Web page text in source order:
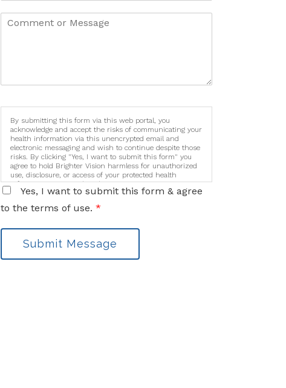
By submitting this form via this web portal, you
acknowledge and accept the risks of communicating your
health information via this unencrypted email and
electronic messaging and wish to continue despite those
risks. By clicking "Yes, I want to submit this form" you
agree to hold Brighter Vision harmless for unauthorized
use, disclosure, or access of your protected health
information sent via this electronic means.
Yes, I want to submit this form & agree
to the terms of use. *
Submit Message